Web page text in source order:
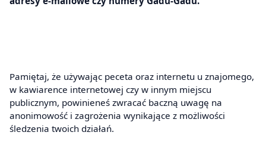
Pamiętaj, że używając peceta oraz internetu u znajomego,
w kawiarence internetowej czy w innym miejscu
publicznym, powinieneś zwracać baczną uwagę na
anonimowość i zagrożenia wynikające z możliwości
śledzenia twoich działań.